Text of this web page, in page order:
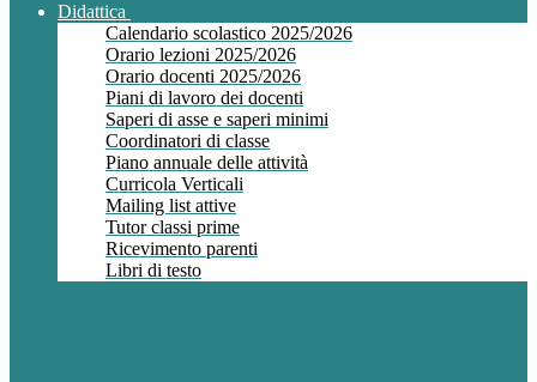
Didattica
Calendario scolastico 2025/2026
Orario lezioni 2025/2026
Orario docenti 2025/2026
Piani di lavoro dei docenti
Saperi di asse e saperi minimi
Coordinatori di classe
Piano annuale delle attività
Curricola Verticali
Mailing list attive
Tutor classi prime
Ricevimento parenti
Libri di testo